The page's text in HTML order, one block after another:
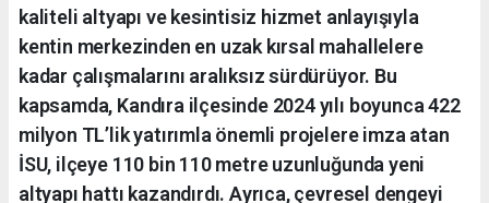
kaliteli altyapı ve kesintisiz hizmet anlayışıyla
kentin merkezinden en uzak kırsal mahallelere
kadar çalışmalarını aralıksız sürdürüyor. Bu
kapsamda, Kandıra ilçesinde 2024 yılı boyunca 422
milyon TL’lik yatırımla önemli projelere imza atan
İSU, ilçeye 110 bin 110 metre uzunluğunda yeni
altyapı hattı kazandırdı. Ayrıca, çevresel dengeyi